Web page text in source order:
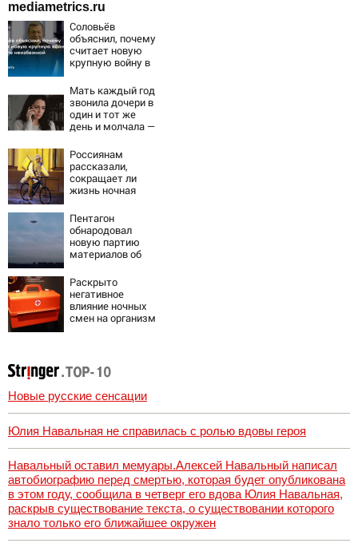
mediametrics.ru
Соловьёв
объяснил, почему
считает новую
крупную войну в
неизбежной
Мать каждый год
звонила дочери в
один и тот же
день и молчала —
раскрылась
слишком поздно:
история одной
семьи
Россиянам
рассказали,
сокращает ли
жизнь ночная
Пентагон
обнародовал
новую партию
материалов об
Вести.ru
Раскрыто
негативное
влияние ночных
смен на организм
Новые русские сенсации
Юлия Навальная не справилась с ролью вдовы героя
Навальный оставил мемуары.Алексей Навальный написал
автобиографию перед смертью, которая будет опубликована
в этом году, сообщила в четверг его вдова Юлия Навальная,
раскрыв существование текста, о существовании которого
знало только его ближайшее окружен